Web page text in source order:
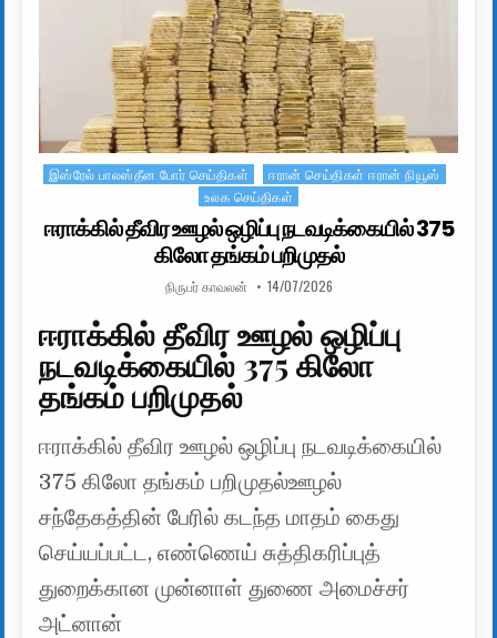
Posted in
இஸ்ரேல் பாலஸ்தீன போர் செய்திகள்
ஈரான் செய்திகள் ஈரான் நியூஸ்
உலக செய்திகள்
ஈராக்கில் தீவிர ஊழல் ஒழிப்பு நடவடிக்கையில் 375
கிலோ தங்கம் பறிமுதல்
AUTHOR:
நிருபர் காவலன் PUBLISHED DATE:
14/07/2026
ஈராக்கில் தீவிர ஊழல் ஒழிப்பு
நடவடிக்கையில் 375 கிலோ
தங்கம் பறிமுதல்
ஈராக்கில் தீவிர ஊழல் ஒழிப்பு நடவடிக்கையில்
375 கிலோ தங்கம் பறிமுதல்ஊழல்
சந்தேகத்தின் பேரில் கடந்த மாதம் கைது
செய்யப்பட்ட, எண்ணெய் சுத்திகரிப்புத்
துறைக்கான முன்னாள் துணை அமைச்சர்
அட்னான்